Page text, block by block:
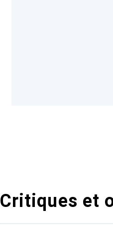
Critiques et